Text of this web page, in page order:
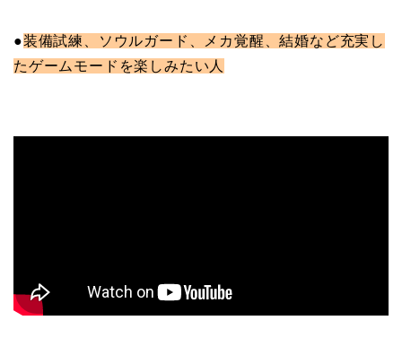
●装備試練、ソウルガード、メカ覚醒、結婚など充実し
たゲームモードを楽しみたい人